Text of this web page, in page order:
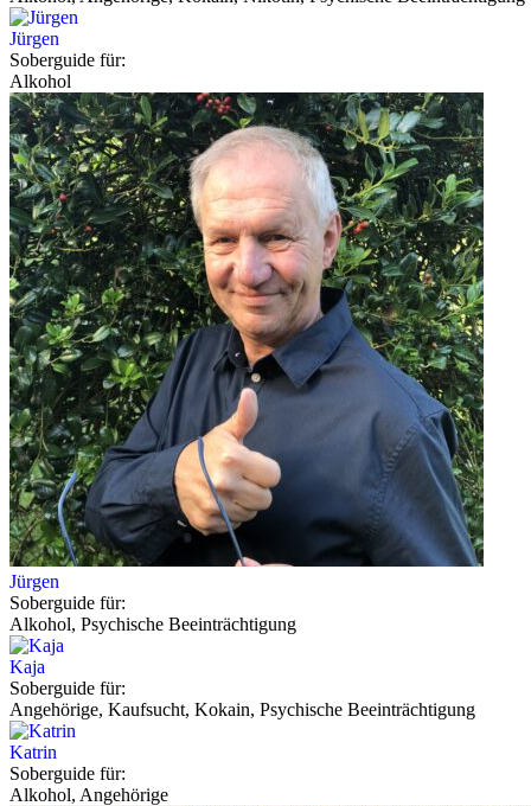
Jürgen
Soberguide für:
Alkohol
Jürgen
Soberguide für:
Alkohol, Psychische Beeinträchtigung
Kaja
Soberguide für:
Angehörige, Kaufsucht, Kokain, Psychische Beeinträchtigung
Katrin
Soberguide für:
Alkohol, Angehörige